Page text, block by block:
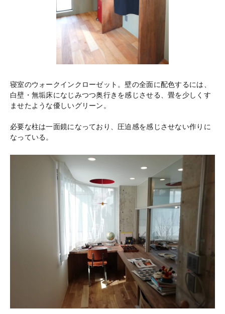
寝室のウォークインクローゼット。壁の全面に配色するには、
白壁・無垢床になじみつつ奥行きを感じさせる、畳を少しくす
ませたような優しいグリーン。
必要な柱は一面鏡になっており、圧迫感を感じさせない作りに
なっている。